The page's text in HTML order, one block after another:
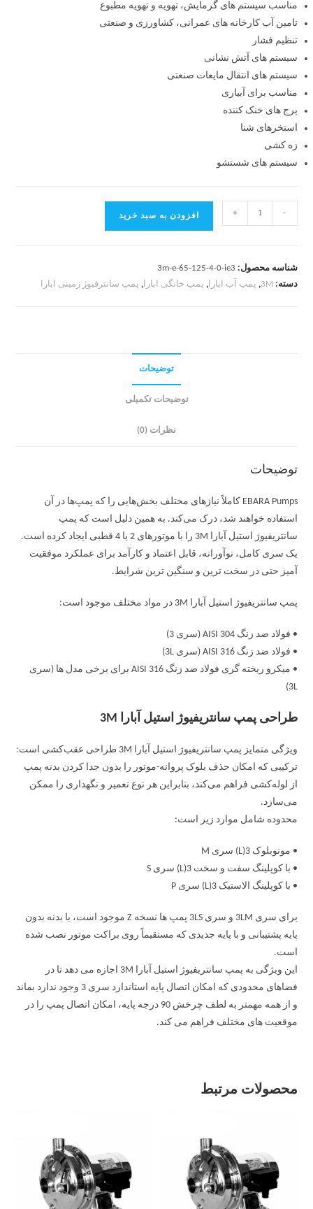
مناسب سیستم های گرمایش، تهویه و تهویه مطبوع
تامین آب کارخانه های عمرانی، کشاورزی و صنعتی
تنظیم فشار
سیستم های آتش نشانی
سیستم های انتقال مایعات صنعتی
مناسب برای آبیاری
برج های خنک کننده
استخرهای شنا
زه کشی
سیستم های شستشو
-
+ افزودن به سبد خرید
شناسه محصول: 3m-e-65-125-4-0-ie3
دسته: 3M
, پمپ آب ابارا, پمپ خانگی ابارا, پمپ سانترفیوژ زمینی ابارا
توضیحات
توضیحات تکمیلی
نظرات (0)
توضیحات
EBARA Pumps کاملاً نیازهای مختلف بخش‌هایی را که پمپ‌ها در آن
استفاده خواهند شد، درک می‌کند. به همین دلیل است که پمپ
سانتریفیوژ استیل آبارا 3M را با موتورهای 2 یا 4 قطبی ایجاد کرده است.
یک سری کامل، نوآورانه، قابل اعتماد و کارآمد برای عملکرد موفقیت
آمیز حتی در سخت ترین و سنگین ترین شرایط.
پمپ سانتریفیوژ استیل آبارا 3M در مواد مختلف موجود است:
• فولاد ضد زنگ AISI 304 (سری 3)
• فولاد ضد زنگ AISI 316 (سری 3L)
• میکرو ریخته گری فولاد ضد زنگ AISI 316 برای برخی مدل ها (سری
3L)
طراحی پمپ سانتریفیوژ استیل آبارا 3M
ویژگی متمایز پمپ سانتریفیوژ استیل آبارا 3M طراحی عقب‌کشی است:
ترکیبی که امکان حذف بلوک پروانه-موتور را بدون جدا کردن بدنه پمپ
از لوله‌کشی فراهم می‌کند، بنابراین هر نوع تعمیر و نگهداری را ممکن
می‌سازد.
محدوده شامل موارد زیر است:
• مونوبلوک 3(L) سری M
• با کوپلینگ سفت و سخت 3(L) سری S
• با کوپلینگ الاستیک 3(L) سری P
برای سری 3LM و سری 3LS پمپ ها نسخه Z موجود است، با بدنه بدون
پایه پشتیبانی و با پایه جدیدی که مستقیماً روی براکت موتور نصب شده
است.
این ویژگی به پمپ سانتریفیوژ استیل آبارا 3M اجازه می دهد تا در
فضاهای محدودی که امکان اتصال پایه استاندارد سری 3 وجود ندارد بماند
و از همه مهمتر به لطف چرخش 90 درجه پایه، امکان اتصال پمپ را در
موقعیت های مختلف فراهم می کند.
محصولات مرتبط